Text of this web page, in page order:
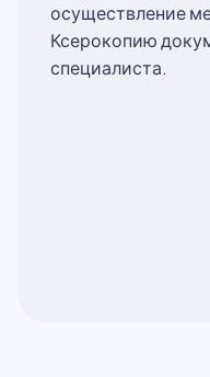
осуществление
Ксерокопию
специалиста.